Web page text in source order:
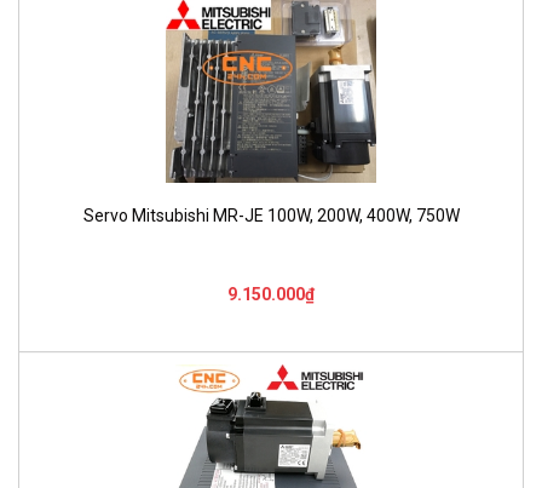
Servo Mitsubishi MR-JE 100W, 200W, 400W, 750W
9.150.000₫